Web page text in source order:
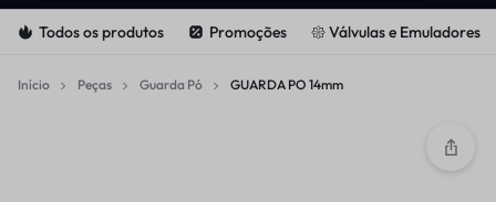
Todos os produtos Promoções 𑁍 Válvulas e Emuladores
Início Peças Guarda Pó GUARDA PO 14mm